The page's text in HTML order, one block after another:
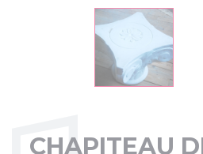
CHAPITEAU